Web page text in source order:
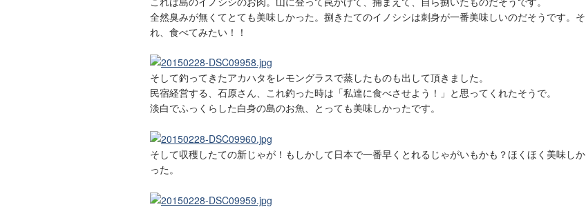
全然臭みが無くてとても美味しかった。捌きたてのイノシシは刺身が一番美味しいのだそうです。そ
れ、食べてみたい！！
そして釣ってきたアカハタをレモングラスで蒸したものも出して頂きました。
民宿経営する、石原さん、これ釣った時は「私達に食べさせよう！」と思ってくれたそうで。
淡白でふっくらした白身の島のお魚、とっても美味しかったです。
そして収穫したての新じゃが！もしかして日本で一番早くとれるじゃがいもかも？ほくほく美味しか
った。